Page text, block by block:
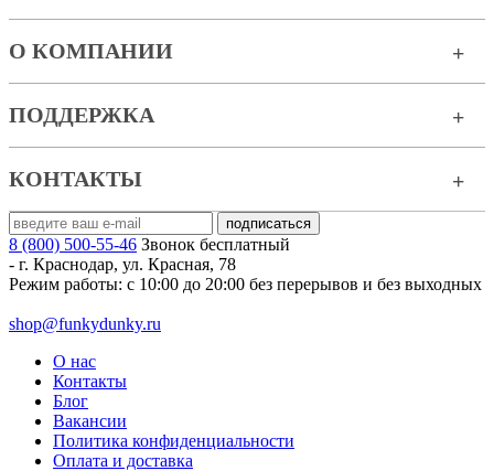
О КОМПАНИИ
ПОДДЕРЖКА
КОНТАКТЫ
8 (800) 500-55-46 Звонок бесплатный
- г. Краснодар, ул. Красная, 78
Режим работы: с 10:00 до 20:00 без перерывов и без выходных
shop@funkydunky.ru
О нас
Контакты
Блог
Вакансии
Политика конфиденциальности
Оплата и доставка